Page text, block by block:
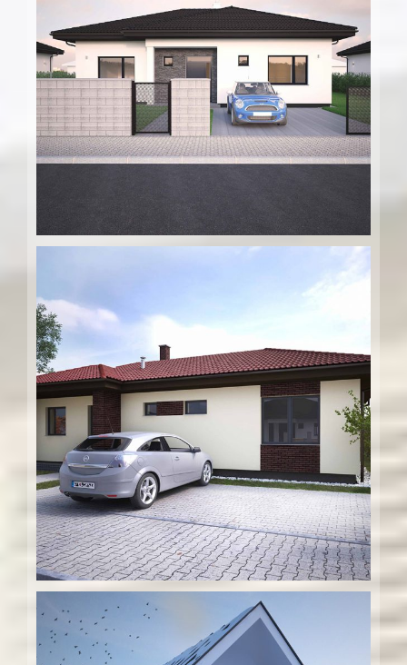
Rodinný dom – Kalinkovo
Rodinný dom – a